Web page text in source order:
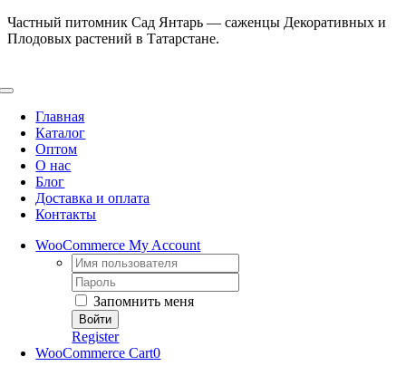
Skip
to
Частный питомник Сад Янтарь — саженцы Декоративных и
Плодовых растений в Татарстане.
Toggle
NavigationГлавная
Каталог
Оптом
О нас
Блог
Доставка и оплата
Контакты
WooCommerce My Account
Username:
Password:
Запомнить меня
Register
WooCommerce Cart0